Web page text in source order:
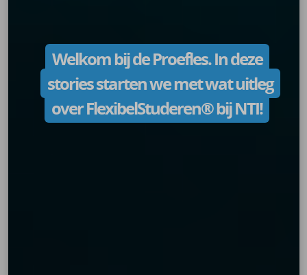
Welkom bij de Proefles. In deze
stories starten we met wat uitleg
over FlexibelStuderen® bij NTI!